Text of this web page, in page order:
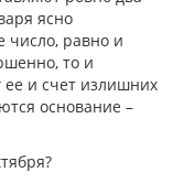
ясно
число, равно и
то и
ее и счет излишних
основание –